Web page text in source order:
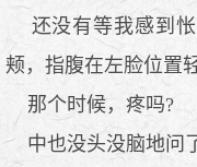
还没有等我感到怅
颊，指腹在左脸位置
那个时候，疼吗?
中也没头没脑地问了